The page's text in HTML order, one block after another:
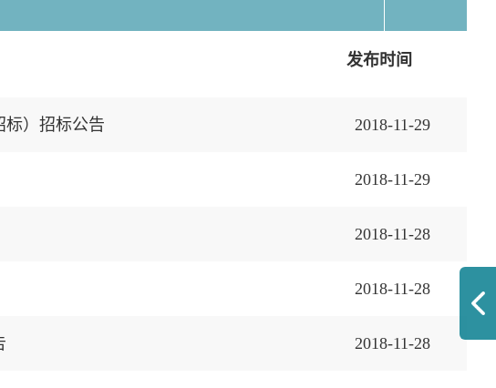
发布时间
标）招标公告 2018-11-29
2018-11-29
2018-11-28
2018-11-28
2018-11-28